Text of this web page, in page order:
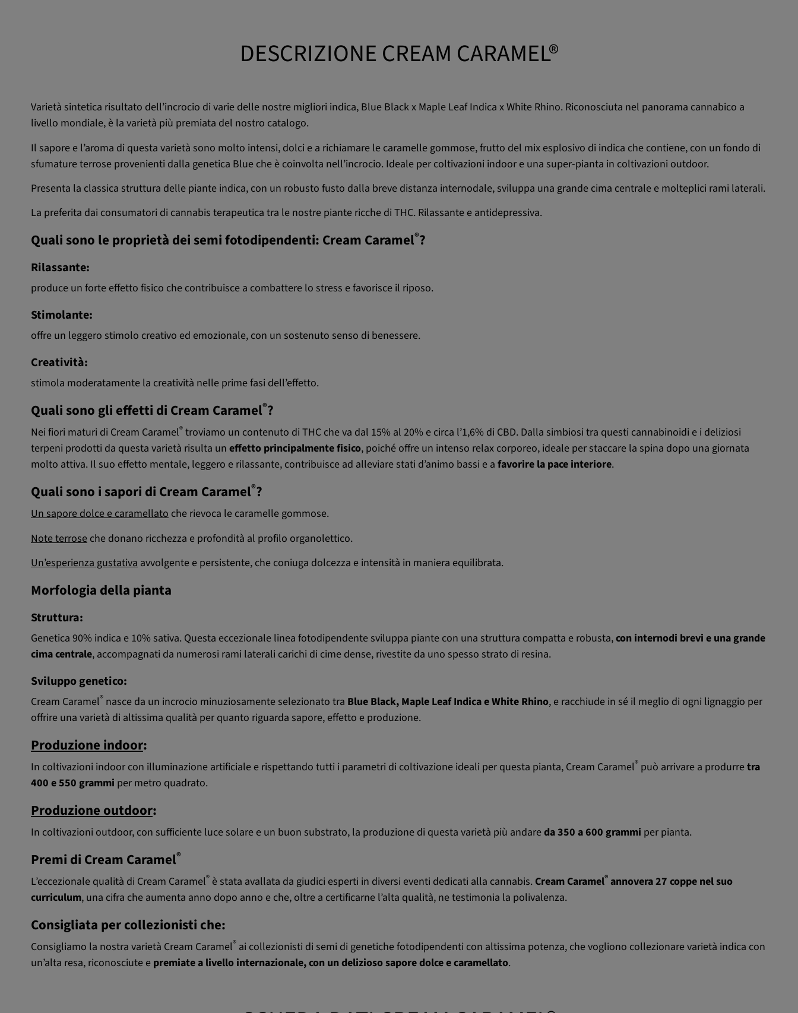
DESCRIZIONE CREAM CARAMEL®
Varietà sintetica risultato dell’incrocio di varie delle nostre migliori indica, Blue Black x Maple Leaf Indica x White Rhino. Riconosciuta nel panorama cannabico a
livello mondiale, è la varietà più premiata del nostro catalogo.
Il sapore e l’aroma di questa varietà sono molto intensi, dolci e a richiamare le caramelle gommose, frutto del mix esplosivo di indica che contiene, con un fondo di
sfumature terrose provenienti dalla genetica Blue che è coinvolta nell’incrocio. Ideale per coltivazioni indoor e una super-pianta in coltivazioni outdoor.
Presenta la classica struttura delle piante indica, con un robusto fusto dalla breve distanza internodale, sviluppa una grande cima centrale e molteplici rami laterali.
La preferita dai consumatori di cannabis terapeutica tra le nostre piante ricche di THC. Rilassante e antidepressiva.
Quali sono le proprietà dei semi fotodipendenti: Cream Caramel®?
Rilassante:
produce un forte effetto fisico che contribuisce a combattere lo stress e favorisce il riposo.
Stimolante:
offre un leggero stimolo creativo ed emozionale, con un sostenuto senso di benessere.
Creatività:
stimola moderatamente la creatività nelle prime fasi dell’effetto.
Quali sono gli effetti di Cream Caramel®?
Nei fiori maturi di Cream Caramel® troviamo un contenuto di THC che va dal 15% al 20% e circa l’1,6% di CBD. Dalla simbiosi tra questi cannabinoidi e i deliziosi
terpeni prodotti da questa varietà risulta un effetto principalmente fisico, poiché offre un intenso relax corporeo, ideale per staccare la spina dopo una giornata
molto attiva. Il suo effetto mentale, leggero e rilassante, contribuisce ad alleviare stati d’animo bassi e a favorire la pace interiore.
Quali sono i sapori di Cream Caramel®?
Un sapore dolce e caramellato che rievoca le caramelle gommose.
Note terrose che donano ricchezza e profondità al profilo organolettico.
Un’esperienza gustativa avvolgente e persistente, che coniuga dolcezza e intensità in maniera equilibrata.
Morfologia della pianta
Struttura:
Genetica 90% indica e 10% sativa. Questa eccezionale linea fotodipendente sviluppa piante con una struttura compatta e robusta,con internodi brevi e una grande
cima centrale, accompagnati da numerosi rami laterali carichi di cime dense, rivestite da uno spesso strato di resina.
Sviluppo genetico:
Cream Caramel® nasce da un incrocio minuziosamente selezionato tra Blue Black, Maple Leaf Indica e White Rhino, e racchiude in sé il meglio di ogni lignaggio per
offrire una varietà di altissima qualità per quanto riguarda sapore, effetto e produzione.
Produzione indoor:
In coltivazioni indoor con illuminazione artificiale e rispettando tutti i parametri di coltivazione ideali per questa pianta, Cream Caramel® può arrivare a produrretra
400 e 550 grammi per metro quadrato.
Produzione outdoor:
In coltivazioni outdoor, con sufficiente luce solare e un buon substrato, la produzione di questa varietà più andareda 350 a 600 grammi per pianta.
Premi di Cream Caramel®
L’eccezionale qualità di Cream Caramel® è stata avallata da giudici esperti in diversi eventi dedicati alla cannabis. Cream Caramel® annovera 27 coppe nel suo
curriculum, una cifra che aumenta anno dopo anno e che, oltre a certificarne l’alta qualità, ne testimonia la polivalenza.
Consigliata per collezionisti che:
Consigliamo la nostra varietà Cream Caramel® ai collezionisti di semi di genetiche fotodipendenti con altissima potenza, che vogliono collezionare varietà indica con
un’alta resa, riconosciute e premiate a livello internazionale, con un delizioso sapore dolce e caramellato.